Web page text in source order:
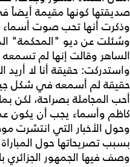
صديقتها كونها مقيمة أيضاً
وذكرت أنها تحب صوت أسماء
وسُئلت عن ديو "المحكمة"
الساهر وقالت إنها لم
واستدركت: حقيقة أنا لا أريد
حقيقة لم أسمعه في شكل
أحب المجاملة بصراحة، لكن
كاظم وأسماء يجب أن يكون
وحول الأخبار التي انتشرت
بسبب تصريحاتها حول
وصف فيها الجمهور